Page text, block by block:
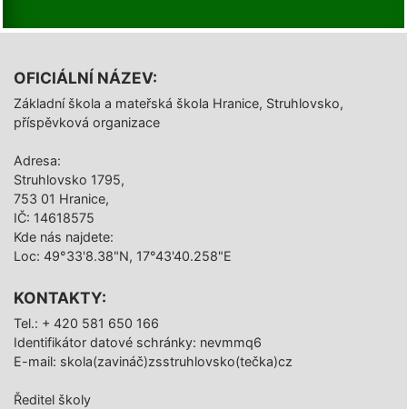
OFICIÁLNÍ NÁZEV:
Základní škola a mateřská škola Hranice, Struhlovsko,
příspěvková organizace
Adresa:
Struhlovsko 1795,
753 01 Hranice,
IČ: 14618575
Kde nás najdete:
Loc: 49°33'8.38"N, 17°43'40.258"E
KONTAKTY:
Tel.: + 420 581 650 166
Identifikátor datové schránky: nevmmq6
E-mail: skola(zavináč)zsstruhlovsko(tečka)cz
Ředitel školy